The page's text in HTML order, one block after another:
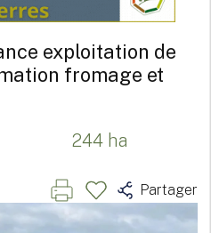
exploitation de
fromage et
244 ha
Partager